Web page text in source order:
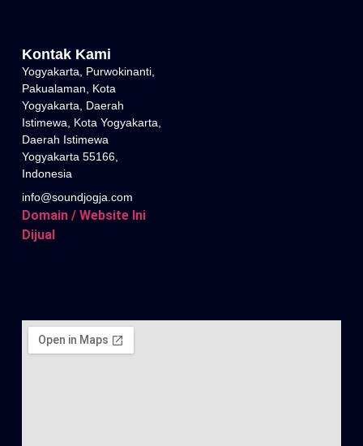
Kontak Kami
Yogyakarta, Purwokinanti,
Pakualaman, Kota
Yogyakarta, Daerah
Istimewa, Kota Yogyakarta,
Daerah Istimewa
Yogyakarta 55166,
Indonesia
info@soundjogja.com
Domain / Website Ini
Dijual